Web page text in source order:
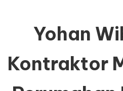
Yohan
Kontraktor